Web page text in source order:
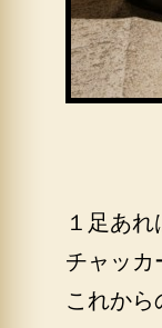
１足あ
チャッカ
これか